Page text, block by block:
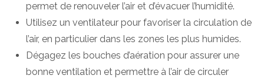
permet de renouveler l’air et d’évacuer l’humidité.
Utilisez un ventilateur pour favoriser la circulation de
l’air, en particulier dans les zones les plus humides.
Dégagez les bouches d’aération pour assurer une
bonne ventilation et permettre à l’air de circuler